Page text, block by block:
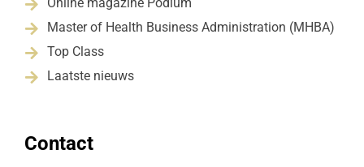

 Master of Health Business Administration (MHBA)
 Top Class
 Laatste nieuws
Contact